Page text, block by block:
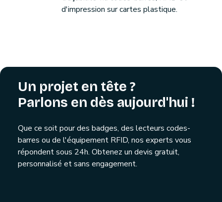
d'impression sur cartes plastique.
Un projet en tête ?
Parlons en dès aujourd'hui !
Que ce soit pour des badges, des lecteurs codes-
barres ou de l'équipement RFID, nos experts vous
répondent sous 24h. Obtenez un devis gratuit,
personnalisé et sans engagement.